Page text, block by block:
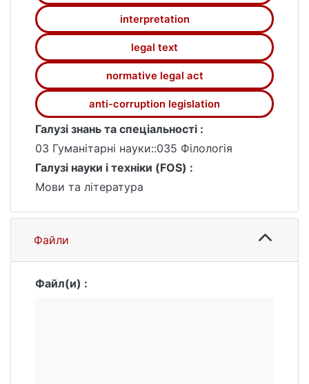
interpretation
legal text
normative legal act
anti-corruption legislation
Галузі знань та спеціальності :
03 Гуманітарні науки::035 Філологія
Галузі науки і техніки (FOS) :
Мови та література
Файли
Файл(и) :